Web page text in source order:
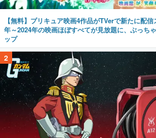
【無料】プリキュア映画4作品がTVerで新たに配
年～2024年の映画ほぼすべてが見放題に、ぶっち
ップ
2